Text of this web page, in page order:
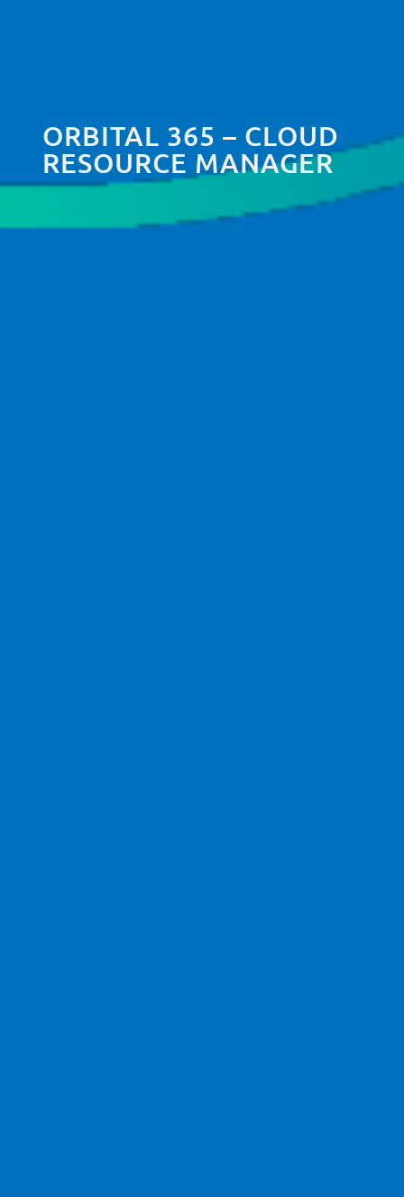
ORBITAL 365 – CLOUD
RESOURCE MANAGER